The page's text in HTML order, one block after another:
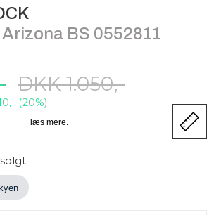
BS 0552811
DKK 1.050,-
(20%)